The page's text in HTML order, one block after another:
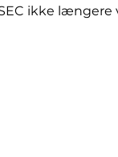
ikke længere